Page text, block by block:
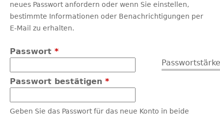
neues Passwort anfordern oder wenn Sie einstellen,
bestimmte Informationen oder Benachrichtigungen per
E-Mail zu erhalten.
Passwort *
Passwort bestätigen *
Geben Sie das Passwort für das neue Konto in beide